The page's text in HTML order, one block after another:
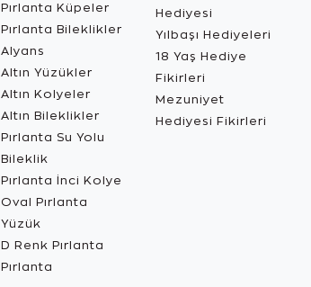
Pırlanta Küpeler
Pırlanta Bileklikler
Alyans
Altın Yüzükler
Altın Kolyeler
Altın Bileklikler
Pırlanta Su Yolu
Bileklik
Pırlanta İnci Kolye
Oval Pırlanta
Yüzük
D Renk Pırlanta
Pırlanta
Hediyesi
Yılbaşı Hediyeleri
18 Yaş Hediye
Fikirleri
Mezuniyet
Hediyesi Fikirleri